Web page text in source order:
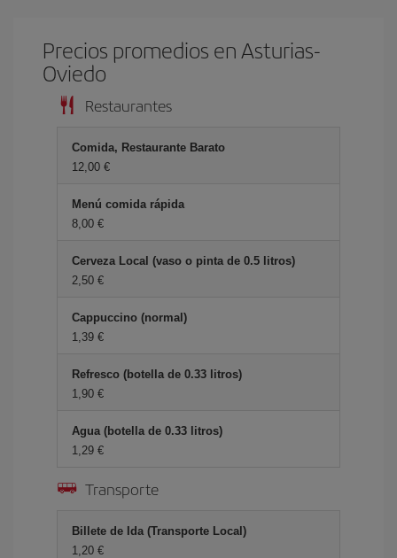
Precios promedios en Asturias-
Oviedo
Restaurantes
Comida, Restaurante Barato
12,00 €
Menú comida rápida
8,00 €
Cerveza Local (vaso o pinta de 0.5 litros)
2,50 €
Cappuccino (normal)
1,39 €
Refresco (botella de 0.33 litros)
1,90 €
Agua (botella de 0.33 litros)
1,29 €
Transporte
Billete de Ida (Transporte Local)
1,20 €